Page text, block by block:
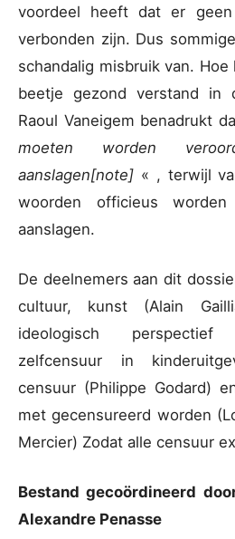
voordeel heeft dat er geen
verbonden zijn. Dus
schandalig misbruik van.
beetje gezond verstand in
Raoul Vaneigem benadrukt
moeten worden
aanslagen[note] « , terwijl
woorden officieus
aanslagen.
De deelnemers aan dit
cultuur, kunst (Alain
ideologisch
zelfcensuur in
censuur (Philippe Godard)
met gecensureerd worden
Mercier) Zodat alle censuur
Bestand gecoördineerd
Alexandre Penasse